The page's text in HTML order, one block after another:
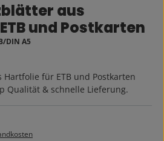
aus
und Postkarten
DIN A5
für ETB und Postkarten
Qualität & schnelle Lieferung.